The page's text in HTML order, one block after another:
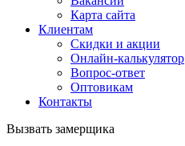
Карта сайта
Клиентам
Скидки и акции
Онлайн-калькулятор
Вопрос-ответ
Оптовикам
Контакты
Вызвать замерщика